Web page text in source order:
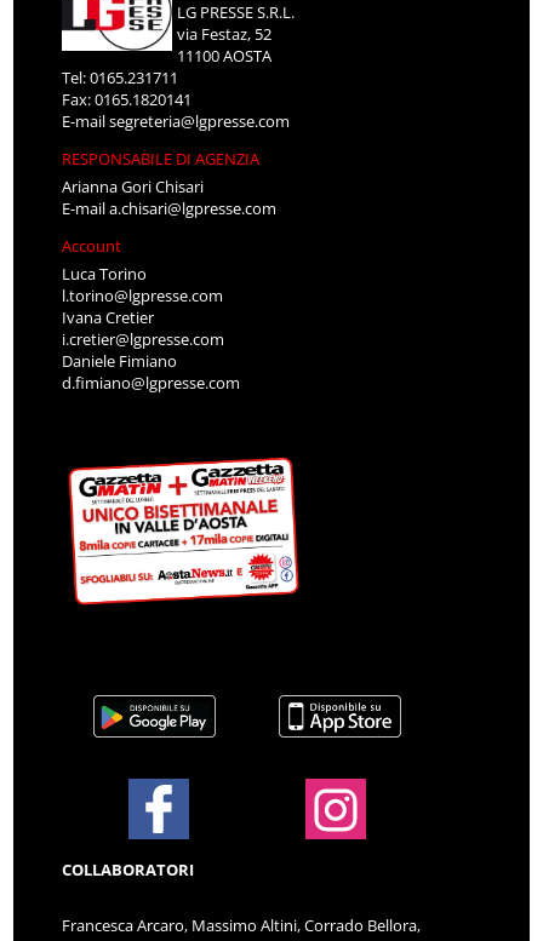
LG PRESSE S.R.L.
via Festaz, 52
11100 AOSTA
Tel: 0165.231711
Fax: 0165.1820141
E-mailsegreteria@lgpresse.com
RESPONSABILE DI AGENZIA
Arianna Gori Chisari
E-maila.chisari@lgpresse.com
Account
Luca Torino
l.torino@lgpresse.com
Ivana Cretier
i.cretier@lgpresse.com
Daniele Fimiano
d.fimiano@lgpresse.com
COLLABORATORI
Francesca Arcaro, Massimo Altini, Corrado Bellora,